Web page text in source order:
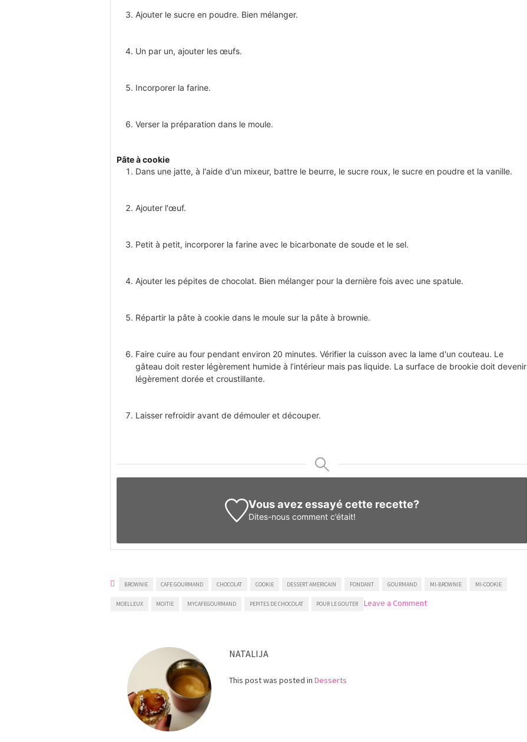
Ajouter le sucre en poudre. Bien mélanger.
Un par un, ajouter les œufs.
Incorporer la farine.
Verser la préparation dans le moule.
Pâte à cookie
Dans une jatte, à l'aide d'un mixeur, battre le beurre, le sucre roux, le sucre en poudre et la vanille.
Ajouter l'œuf.
Petit à petit, incorporer la farine avec le bicarbonate de soude et le sel.
Ajouter les pépites de chocolat. Bien mélanger pour la dernière fois avec une spatule.
Répartir la pâte à cookie dans le moule sur la pâte à brownie.
Faire cuire au four pendant environ 20 minutes. Vérifier la cuisson avec la lame d'un couteau. Le
gâteau doit rester légèrement humide à l’intérieur mais pas liquide. La surface de brookie doit devenir
légèrement dorée et croustillante.
Laisser refroidir avant de démouler et découper.
Vous avez essayé cette recette?
Dites-nous comment c’était!
BROWNIE CAFE GOURMAND CHOCOLAT COOKIE DESSERT AMERICAIN FONDANT GOURMAND MI-BROWNIE MI-COOKIE
MOELLEUX MOITIE MYCAFEGOURMAND PEPITES DE CHOCOLAT POUR LE GOUTER Leave a Commenton
NATALIJA
This post was posted in Desserts